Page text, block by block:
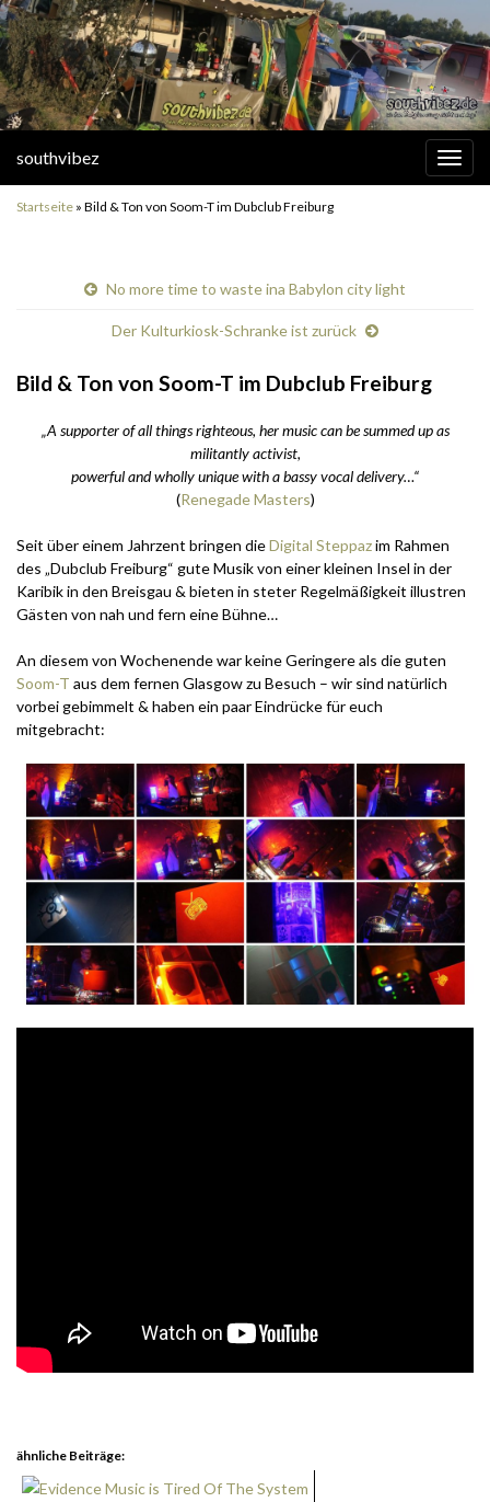
southvibez
Startseite » Bild & Ton von Soom-T im Dubclub Freiburg
No more time to waste ina Babylon city light
Der Kulturkiosk-Schranke ist zurück
Bild & Ton von Soom-T im Dubclub Freiburg
„A supporter of all things righteous, her music can be summed up as
militantly activist,
powerful and wholly unique with a bassy vocal delivery…“
(Renegade Masters)
Seit über einem Jahrzent bringen dieDigital Steppazim Rahmen
des „Dubclub Freiburg“ gute Musik von einer kleinen Insel in der
Karibik in den Breisgau & bieten in steter Regelmäßigkeit illustren
Gästen von nah und fern eine Bühne…
An diesem von Wochenende war keine Geringere als die guten
Soom-T aus dem fernen Glasgow zu Besuch – wir sind natürlich
vorbei gebimmelt & haben ein paar Eindrücke für euch
mitgebracht:
ähnliche Beiträge: